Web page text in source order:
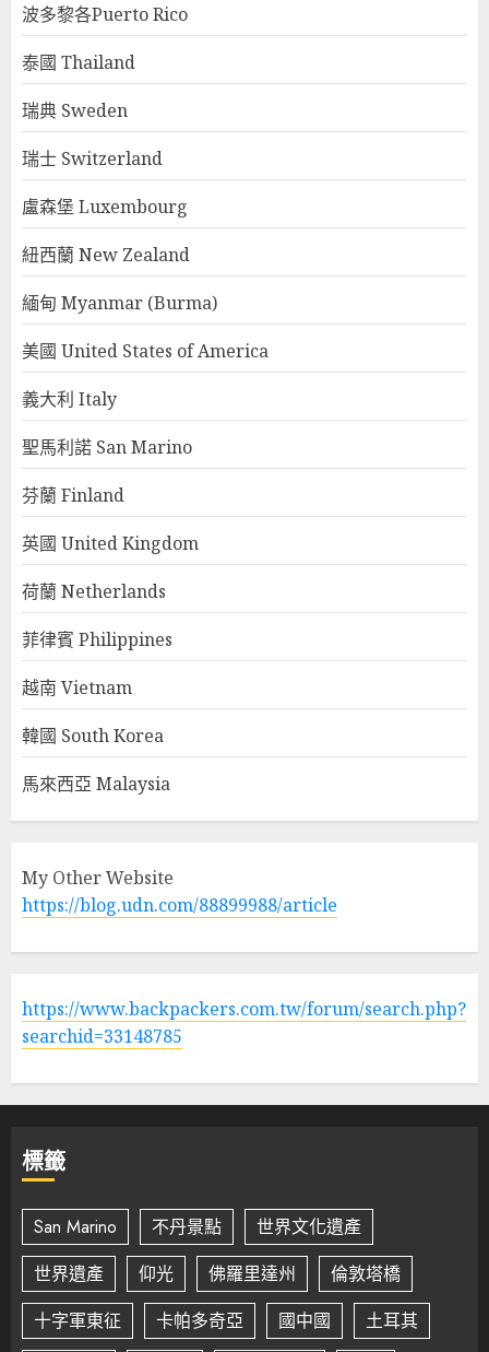
波多黎各Puerto Rico
泰國 Thailand
瑞典 Sweden
瑞士 Switzerland
盧森堡 Luxembourg
紐西蘭 New Zealand
緬甸 Myanmar (Burma)
美國 United States of America
義大利 Italy
聖馬利諾 San Marino
芬蘭 Finland
英國 United Kingdom
荷蘭 Netherlands
菲律賓 Philippines
越南 Vietnam
韓國 South Korea
馬來西亞 Malaysia
My Other Website
https://blog.udn.com/88899988/article
https://www.backpackers.com.tw/forum/search.php?
searchid=33148785
標籤
San Marino 不丹景點
世界文化遺產
世界遺產
仰光 佛羅里達州
倫敦塔橋
十字軍東征
卡帕多奇亞 國中國 土耳其